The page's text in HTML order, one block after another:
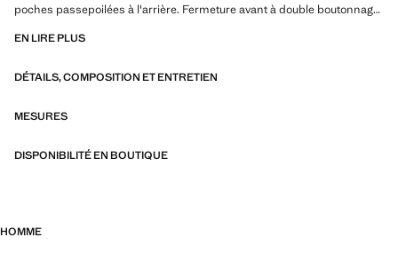
poches passepoilées à l'arrière. Fermeture avant à double boutonnage
de fibres techniques. Cette sélection présente une vaste gamme de
rapide, faciles à repasser, thermorégulateurs, respirants ou résistants
fonctionnalité et confort
EN LIRE PLUS
DÉTAILS, COMPOSITION ET ENTRETIEN
MESURES
DISPONIBILITÉ EN BOUTIQUE
HOMME